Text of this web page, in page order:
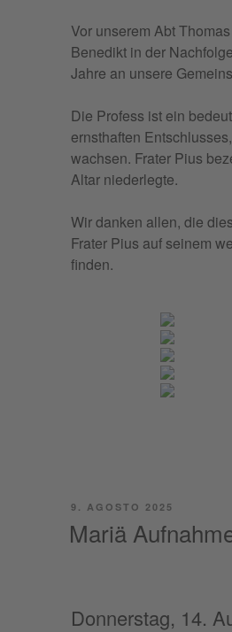
Vor unse­rem Abt
Bene­dikt in der
Jah­re an unse­re
Die Pro­fess ist ein
ern­sthaf­ten
wach­sen. Fra­ter Pius
Altar niederlegte.
Wir dan­ken allen, die
Fra­ter Pius auf sei­nem
finden.
PUBBLICATO
9. AGOSTO 2025
Mariä
Donnerstag, 14.